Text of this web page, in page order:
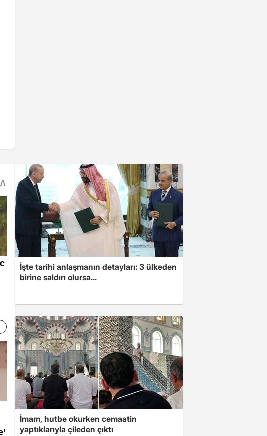
İşte tarihi anlaşmanın detayları: 3 ülkeden
birine saldırı olursa...
İmam, hutbe okurken cemaatin
yaptıklarıyla çileden çıktı